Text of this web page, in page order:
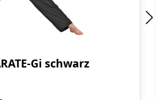
Gi schwarz